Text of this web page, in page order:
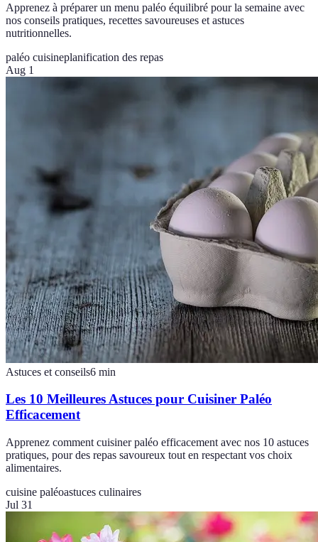
Apprenez à préparer un menu paléo équilibré pour la semaine avec
nos conseils pratiques, recettes savoureuses et astuces
nutritionnelles.
paléo cuisineplanification des repas
Aug 1
Astuces et conseils6 min
Les 10 Meilleures Astuces pour Cuisiner Paléo
Efficacement
Apprenez comment cuisiner paléo efficacement avec nos 10 astuces
pratiques, pour des repas savoureux tout en respectant vos choix
alimentaires.
cuisine paléoastuces culinaires
Jul 31